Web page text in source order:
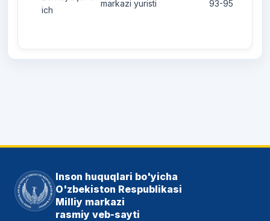
ich
markazi yuristi
93-95
Inson huquqlari bo'yicha
O'zbekiston Respublikasi
Milliy markazi
rasmiy veb-sayti